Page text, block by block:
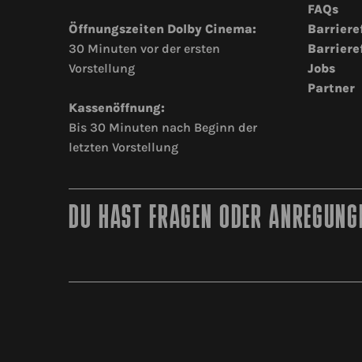
Öffnungszeiten Dolby Cinema:
30 Minuten vor der ersten
Vorstellung
Kassenöffnung:
Bis 30 Minuten nach Beginn der
letzten Vorstellung
FAQs
Jobs
Partner
DU HAST FRAGEN ODER